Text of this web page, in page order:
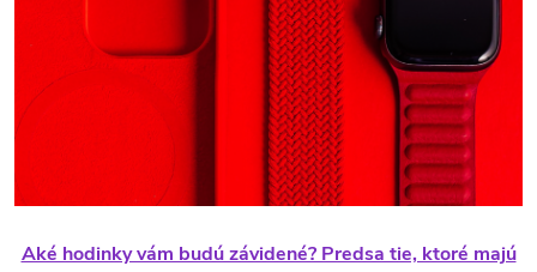
Aké hodinky vám budú závidené? Predsa tie, ktoré majú